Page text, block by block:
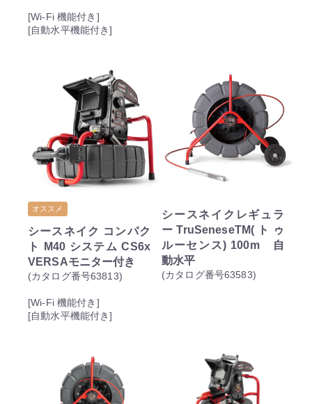
[Wi-Fi 機能付き]
[自動水平機能付き]
オススメ
シースネイク コンパク
ト M40 システム CS6x
VERSAモニター付き
(カタログ番号63813)
[Wi-Fi 機能付き]
[自動水平機能付き]
シースネイクレギュラ
ーTruSeneseTM(トゥ
ルーセンス) 100m 自
動水平
(カタログ番号63583)